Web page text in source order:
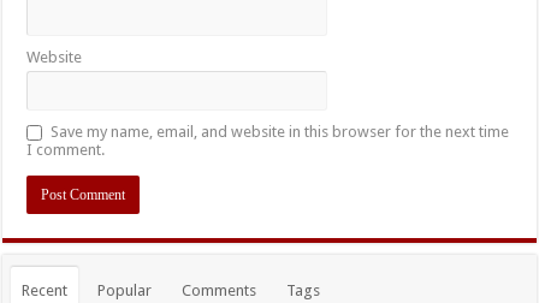
Website
Save my name, email, and website in this browser for the next time
I comment.
Recent Popular Comments Tags